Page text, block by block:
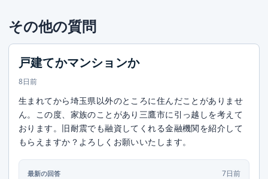
その他の質問
戸建てかマンションか
8日前
生まれてから埼玉県以外のところに住んだことがありませ
ん。この度、家族のことがあり三鷹市に引っ越しを考えて
おります。旧耐震でも融資してくれる金融機関を紹介して
もらえますか？よろしくお願いいたします。
最新の回答
7日前